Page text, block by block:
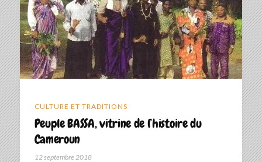
CULTURE ET TRADITIONS
Peuple BASSA, vitrine de l’histoire du
Cameroun
12 septembre 2018